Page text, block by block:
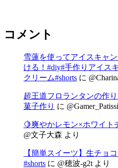
コメント
雪蓮を使ってアイスキャ
ける！#diy#手作りアイス
クリーム#shorts に
超王道フロランタンの作
菓子作り に
🍋爽やかレモン×ホワイト
@文子大森 より
【簡単スイーツ】生チョ
#shorts に @穂波-g2t より